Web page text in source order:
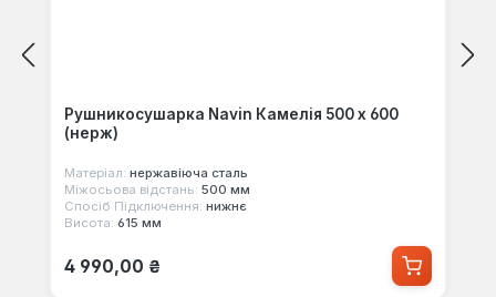
Рушникосушарка Navin Камелія 500 х 600
(нерж)
Матеріал: нержавіюча сталь
Міжосьова відстань: 500 мм
Спосіб Підключення: нижнє
Висота: 615 мм
Звичайна ціна:
4 990,00 ₴